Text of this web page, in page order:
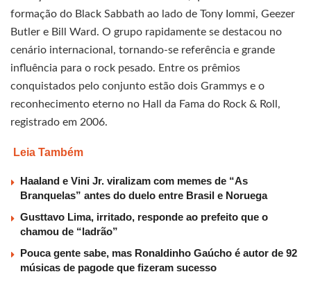
formação do Black Sabbath ao lado de Tony Iommi, Geezer
Butler e Bill Ward. O grupo rapidamente se destacou no
cenário internacional, tornando-se referência e grande
influência para o rock pesado. Entre os prêmios
conquistados pelo conjunto estão dois Grammys e o
reconhecimento eterno no Hall da Fama do Rock & Roll,
registrado em 2006.
Leia Também
Haaland e Vini Jr. viralizam com memes de “As
Branquelas” antes do duelo entre Brasil e Noruega
Gusttavo Lima, irritado, responde ao prefeito que o
chamou de “ladrão”
Pouca gente sabe, mas Ronaldinho Gaúcho é autor de 92
músicas de pagode que fizeram sucesso